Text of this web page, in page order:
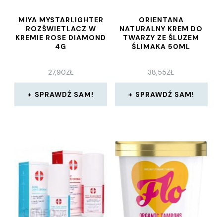
MIYA MYSTARLIGHTER
ROZŚWIETLACZ W
KREMIE ROSE DIAMOND
4G
27,90ZŁ
SPRAWDŹ SAM!
ORIENTANA
NATURALNY KREM DO
TWARZY ZE ŚLUZEM
ŚLIMAKA 50ML
38,55ZŁ
SPRAWDŹ SAM!